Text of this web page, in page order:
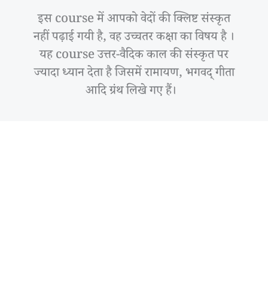
इस course में आपको वेदों की क्लिष्ट संस्कृत
नहीं पढ़ाई गयी है, वह उच्चतर कक्षा का विषय है ।
यह course उत्तर-वैदिक काल की संस्कृत पर
ज्यादा ध्यान देता है जिसमें रामायण, भगवद् गीता
आदि ग्रंथ लिखे गए हैं।